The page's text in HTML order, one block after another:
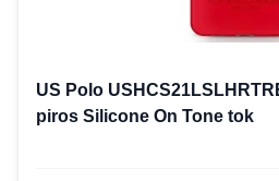
US Polo
piros Silicone On Tone tok